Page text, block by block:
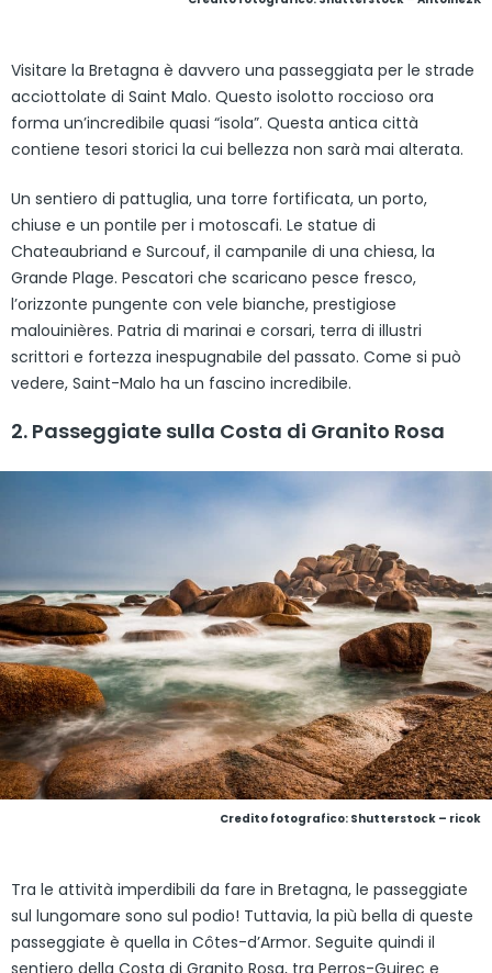
Visitare la Bretagna è davvero una passeggiata per le strade
acciottolate di Saint Malo. Questo isolotto roccioso ora
forma un’incredibile quasi “isola”. Questa antica città
contiene tesori storici la cui bellezza non sarà mai alterata.
Un sentiero di pattuglia, una torre fortificata, un porto,
chiuse e un pontile per i motoscafi. Le statue di
Chateaubriand e Surcouf, il campanile di una chiesa, la
Grande Plage. Pescatori che scaricano pesce fresco,
l’orizzonte pungente con vele bianche, prestigiose
malouinières. Patria di marinai e corsari, terra di illustri
scrittori e fortezza inespugnabile del passato. Come si può
vedere, Saint-Malo ha un fascino incredibile.
2. Passeggiate sulla Costa di Granito Rosa
Credito fotografico: Shutterstock – ricok
Tra le attività imperdibili da fare in Bretagna, le passeggiate
sul lungomare sono sul podio! Tuttavia, la più bella di queste
passeggiate è quella in Côtes-d’Armor. Seguite quindi il